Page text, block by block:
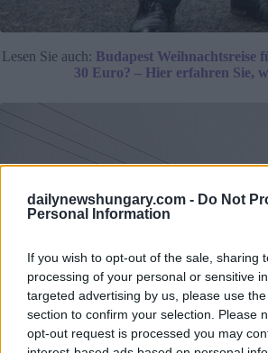
dailynewshungary.com - Do Not
Personal Information
If you wish to opt-out of the sale, sharing
processing of your personal or sensitive
targeted advertising by us, please use
section to confirm your selection. Please
opt-out request is processed you may
Lesen Sie auch: Budapest Weihnachtsreise
30 Euro? – Hier erfahren Sie,